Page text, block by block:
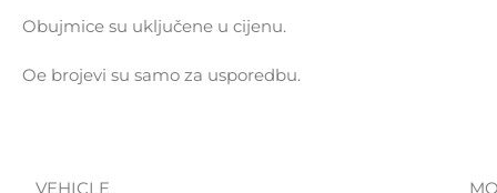
Obujmice su uključene u cijenu.
Oe brojevi su samo za usporedbu.
VEHICLE